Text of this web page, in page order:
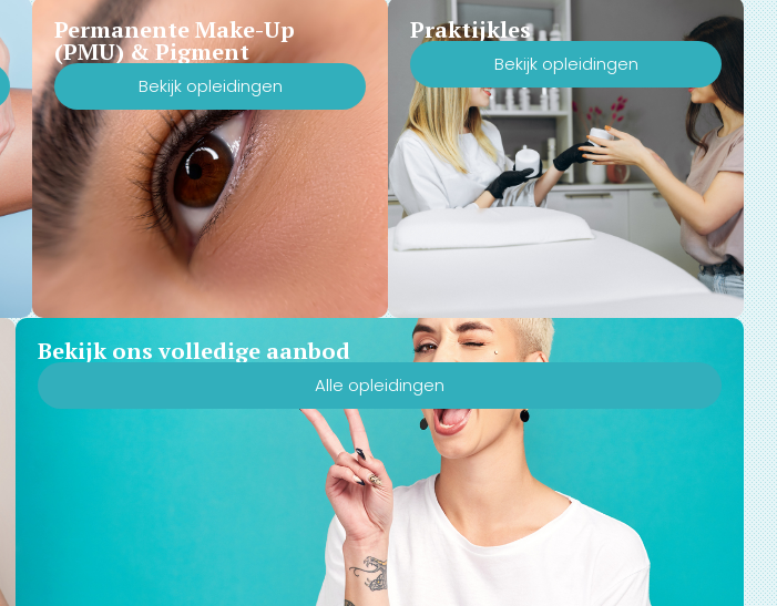
Permanente Make-Up
(PMU) & Pigment
Bekijk opleidingen
Praktijkles
Bekijk opleidingen
Bekijk ons volledige aanbod
Alle opleidingen